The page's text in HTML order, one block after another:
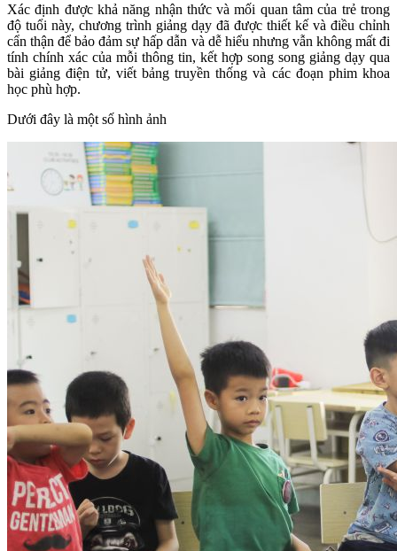
Xác định được khả năng nhận thức và mối quan tâm của trẻ trong
độ tuổi này, chương trình giảng dạy đã được thiết kế và điều chỉnh
cẩn thận để bảo đảm sự hấp dẫn và dễ hiểu nhưng vẫn không mất đi
tính chính xác của mỗi thông tin, kết hợp song song giảng dạy qua
bài giảng điện tử, viết bảng truyền thống và các đoạn phim khoa
học phù hợp.
Dưới đây là một số hình ảnh